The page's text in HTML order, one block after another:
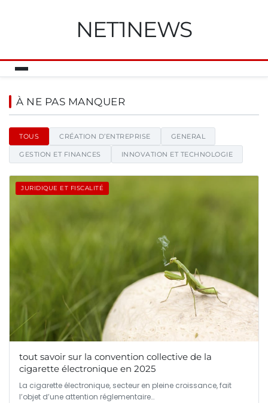
NET1NEWS
Net1news - Blog d'actualités
À NE PAS MANQUER
TOUS CRÉATION D’ENTREPRISE GENERAL
GESTION ET FINANCES INNOVATION ET TECHNOLOGIE
JURIDIQUE ET FISCALITÉ
tout savoir sur la convention collective de la
cigarette électronique en 2025
La cigarette électronique, secteur en pleine croissance, fait
l’objet d’une attention réglementaire…